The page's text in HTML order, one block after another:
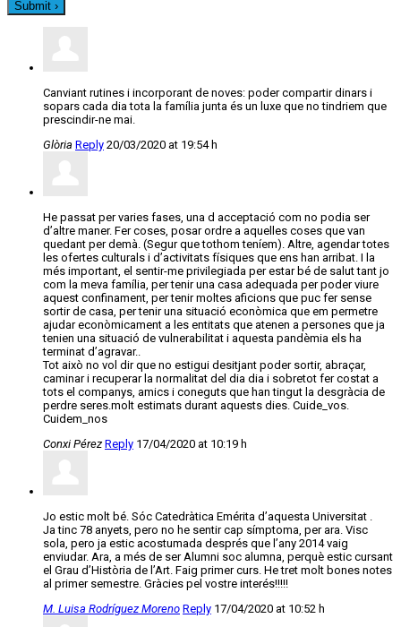
Canviant rutines i incorporant de noves: poder compartir dinars i
sopars cada dia tota la família junta és un luxe que no tindriem que
prescindir-ne mai.
Glòria Reply 20/03/2020 at 19:54 h
He passat per varies fases, una d acceptació com no podia ser
d’altre maner. Fer coses, posar ordre a aquelles coses que van
quedant per demà. (Segur que tothom teníem). Altre, agendar totes
les ofertes culturals i d’activitats físiques que ens han arribat. I la
més important, el sentir-me privilegiada per estar bé de salut tant jo
com la meva família, per tenir una casa adequada per poder viure
aquest confinament, per tenir moltes aficions que puc fer sense
sortir de casa, per tenir una situació econòmica que em permetre
ajudar econòmicament a les entitats que atenen a persones que ja
tenien una situació de vulnerabilitat i aquesta pandèmia els ha
terminat d’agravar..
Tot això no vol dir que no estigui desitjant poder sortir, abraçar,
caminar i recuperar la normalitat del dia dia i sobretot fer costat a
tots el companys, amics i coneguts que han tingut la desgràcia de
perdre seres.molt estimats durant aquests dies. Cuide_vos.
Cuidem_nos
Conxi Pérez Reply 17/04/2020 at 10:19 h
Jo estic molt bé. Sóc Catedràtica Emérita d’aquesta Universitat .
Ja tinc 78 anyets, pero no he sentir cap símptoma, per ara. Visc
sola, pero ja estic acostumada després que l’any 2014 vaig
enviudar. Ara, a més de ser Alumni soc alumna, perquè estic cursant
el Grau d’Història de l’Art. Faig primer curs. He tret molt bones notes
al primer semestre. Gràcies pel vostre interés!!!!!
M. Luisa Rodríguez Moreno Reply 17/04/2020 at 10:52 h